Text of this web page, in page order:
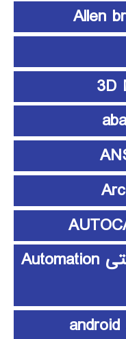
آموزش اتوماسیون صنعتی Automation